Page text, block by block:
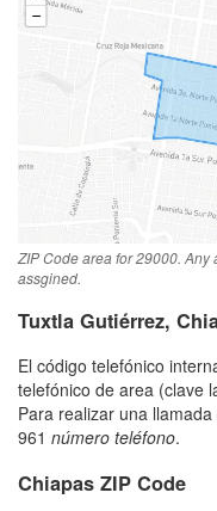
ZIP Code area for 29000.
assgined.
Tuxtla Gutiérrez,
El código telefónico
telefónico de area (clave
Para realizar una
961 número teléfono.
Chiapas ZIP Code